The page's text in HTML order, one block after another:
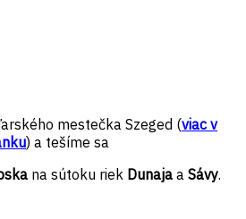
mestečka Szeged (viac v
) a tešíme sa
na sútoku riek Dunaja a Sávy.